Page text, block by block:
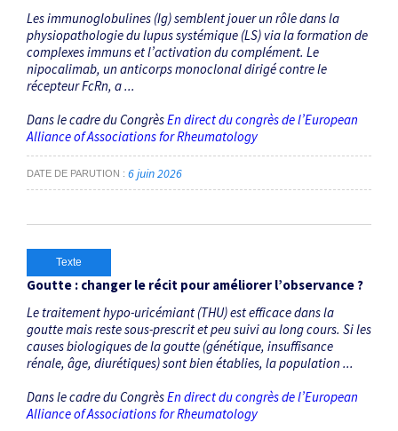
Les immunoglobulines (Ig) semblent jouer un rôle dans la
physiopathologie du lupus systémique (LS) via la formation de
complexes immuns et l’activation du complément. Le
nipocalimab, un anticorps monoclonal dirigé contre le
récepteur FcRn, a ...
Dans le cadre du CongrèsEn direct du congrès de l’European
Alliance of Associations for Rheumatology
DATE DE PARUTION 6 juin 2026
Texte
Goutte : changer le récit pour améliorer l’observance ?
Le traitement hypo-uricémiant (THU) est efficace dans la
goutte mais reste sous-prescrit et peu suivi au long cours. Si les
causes biologiques de la goutte (génétique, insuffisance
rénale, âge, diurétiques) sont bien établies, la population ...
Dans le cadre du CongrèsEn direct du congrès de l’European
Alliance of Associations for Rheumatology